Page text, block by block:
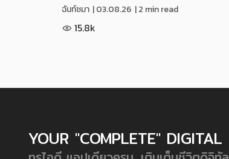
ฉันท์ชมา |03.08.26 | 2 min read
15.8k
YOUR "COMPLETE" DIGITAL